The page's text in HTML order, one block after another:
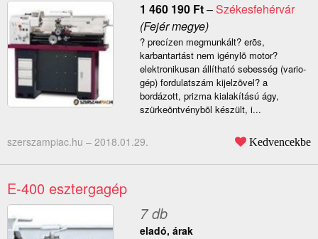
1 460 190 Ft–Székesfehérvár
(Fejér megye)
? precízen megmunkált? erõs,
karbantartást nem igénylõ motor?
elektronikusan állítható sebesség (vario-
gép) fordulatszám kijelzõvel? a
bordázott, prizma kialakítású ágy,
szürkeöntvénybõl készült, i...
szerszampiac.hu – 2018.01.29. Kedvencekbe
E-400 esztergagép
7 db
eladó, árak